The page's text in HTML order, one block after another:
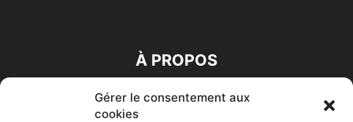
Gérer le consentement aux
cookies
À PROPOS
SUIVEZ NOUS